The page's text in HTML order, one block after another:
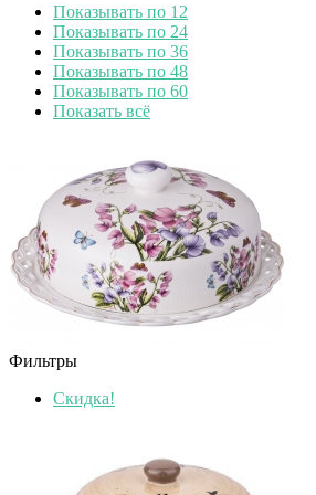
Показывать по 12
Показывать по 24
Показывать по 36
Показывать по 48
Показывать по 60
Показать всё
Фильтры
Скидка!